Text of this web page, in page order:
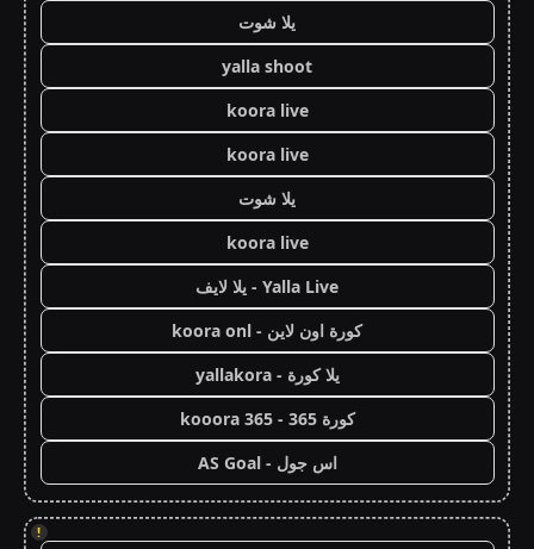
يلا شوت
yalla shoot
koora live
koora live
يلا شوت
koora live
Yalla Live - يلا لايف
كورة اون لاين - koora onl
يلا كورة - yallakora
كورة 365 - kooora 365
اس جول - AS Goal
!